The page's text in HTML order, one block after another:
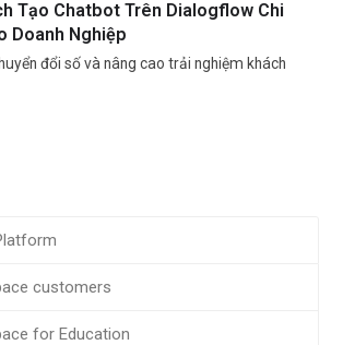
Tạo Chatbot Trên Dialogflow Chi
Doanh Nghiệp
đổi số và nâng cao trải nghiệm khách
customers
for Education